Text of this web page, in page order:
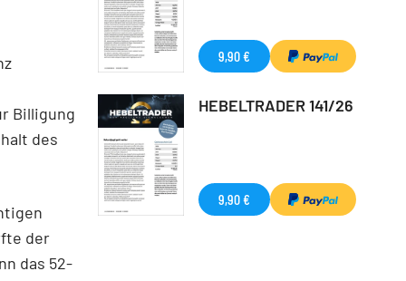
Billigung
des
der
das 52-
9,90 €
HEBELTRADER 141/26
9,90 €